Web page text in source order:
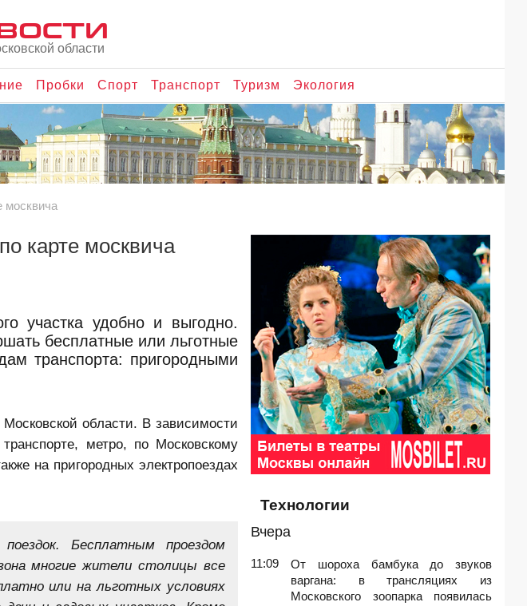
области
Пробки Спорт Транспорт Туризм Экология
москвича
карте москвича
участка удобно и выгодно.
бесплатные или льготные
транспорта: пригородными
области. В зависимости
метро, по Московскому
на пригородных электропоездах
Бесплатным проездом
многие жители столицы все
или на льготных условиях
Технологии
Вчера
11:09
От шороха бамбука до звуков
варгана: в трансляциях из
Московского зоопарка появилась